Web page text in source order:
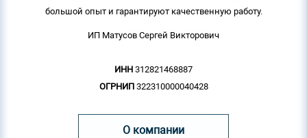
большой опыт и гарантируют качественную работу.
ИП Матусов Сергей Викторович
ИНН 312821468887
ОГРНИП322310000040428
О компании